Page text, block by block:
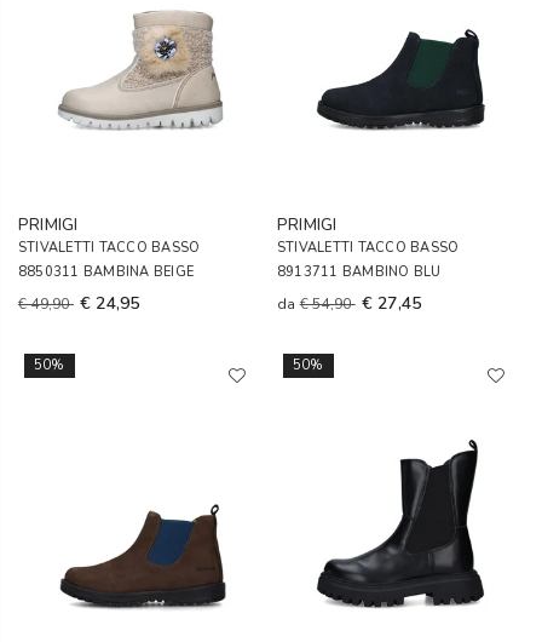
PRIMIGI
STIVALETTI TACCO BASSO
8850311 BAMBINA BEIGE
€ 49,90 € 24,95
PRIMIGI
STIVALETTI TACCO BASSO
8913711 BAMBINO BLU
da€ 54,90 € 27,45
50% 50%